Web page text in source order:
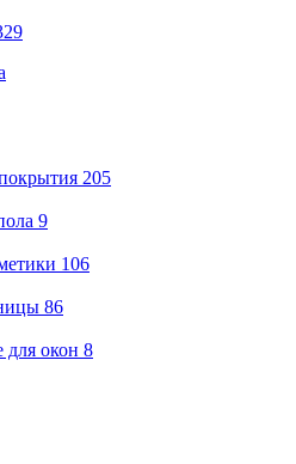
205
9
106
86
окон 8